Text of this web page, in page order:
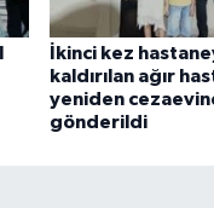
İkinci kez
kaldırılan ağır
yeniden
gönderildi